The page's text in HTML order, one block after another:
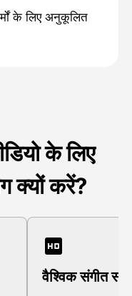
के लिए अनुकूलित
के लिए
क्यों करें?
वैश्विक संगीत